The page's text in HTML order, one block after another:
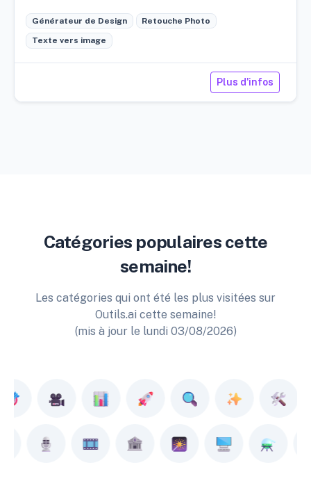
Générateur de Design Retouche Photo
Texte vers image
Plus d'infos
Catégories populaires cette
semaine!
Les catégories qui ont été les plus visitées sur
Outils.ai cette semaine!
(mis à jour le lundi 03/08/2026)